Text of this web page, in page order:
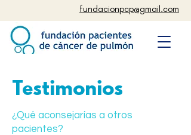
fundacionpcp@gmail.com
Testimonios
¿Qué aconsejarías a otros
pacientes?